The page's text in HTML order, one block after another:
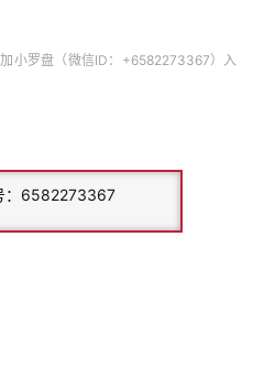
小罗盘（微信ID：+6582273367）入
：6582273367